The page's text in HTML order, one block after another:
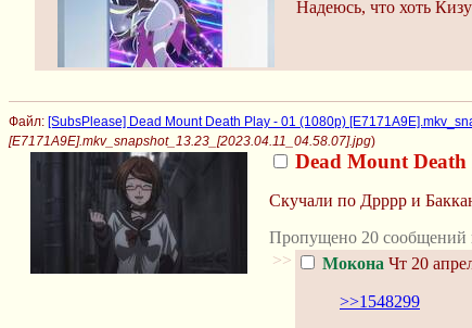
Надеюсь, что хоть
Файл: [SubsPlease] Dead Mount Death Play - 01 (1080p)
[E7171A9E].mkv_snapshot_13.23_[2023.04.11_04.58.07].jpg)
Dead Mount Death
Скучали по Дрррр и
Пропущено 20 сообщений
>>
Мокона Чт 20
>>1548299